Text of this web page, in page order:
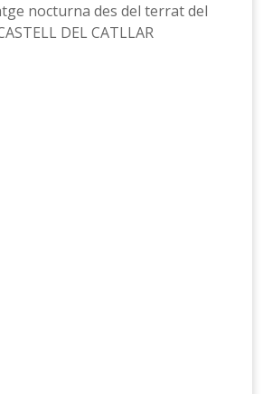
nocturna des del terrat del
DEL CATLLAR